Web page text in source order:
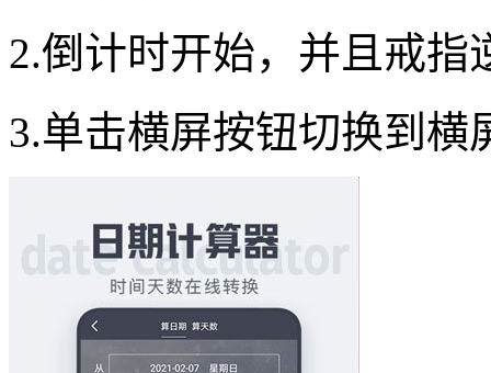
2.倒计时开始，并且戒指
3.单击横屏按钮切换到横